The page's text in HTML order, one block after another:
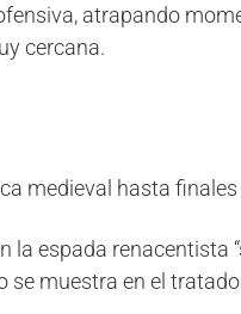
atrapando
cercana.
medieval hasta
espada renacentista
muestra en el